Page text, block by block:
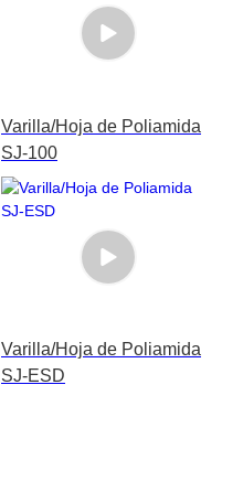
Varilla/Hoja de Poliamida
SJ-100
Varilla/Hoja de Poliamida
SJ-ESD